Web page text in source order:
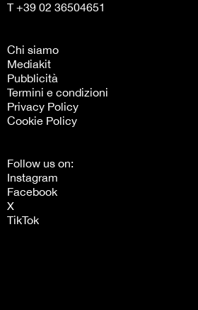
T +39 02 36504651
Chi siamo
Mediakit
Pubblicità
Termini e condizioni
Privacy Policy
Cookie Policy
Follow us on:
Instagram
Facebook
X
TikTok